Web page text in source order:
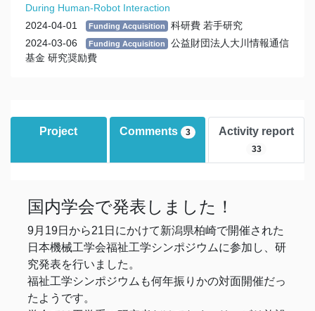
During Human-Robot Interaction
2024-04-01
Funding Acquisition
科研費 若手研究
2024-03-06
Funding Acquisition
公益財団法人大川情報通信
基金 研究奨励費
Project Comments 3 Activity report
33
国内学会で発表しました！
9月19日から21日にかけて新潟県柏崎で開催された
日本機械工学会福祉工学シンポジウムに参加し、研
究発表を行いました。
福祉工学シンポジウムも何年振りかの対面開催だっ
たようです。